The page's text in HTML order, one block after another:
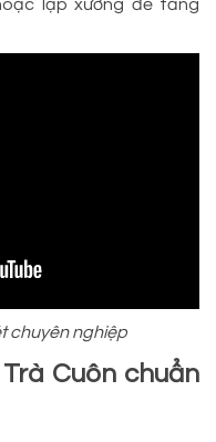
lạp xưởng để tăng
chuyên nghiệp
Cuôn chuẩn